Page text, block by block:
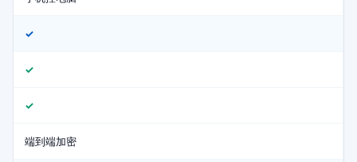
✓
✓
✓
端到端加密